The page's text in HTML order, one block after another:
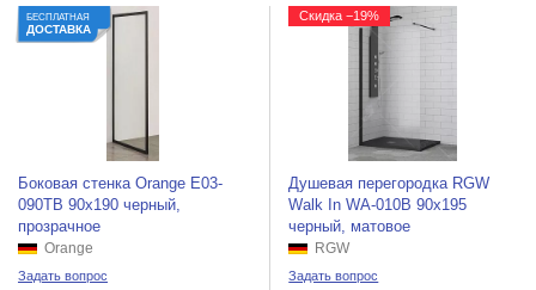
БЕСПЛАТНАЯ
ДОСТАВКА
Боковая стенка Orange E03-
090TB 90x190 черный,
прозрачное
Orange
Задать вопрос
Скидка −19%
Душевая перегородка RGW
Walk In WA-010B 90x195
черный, матовое
RGW
Задать вопрос